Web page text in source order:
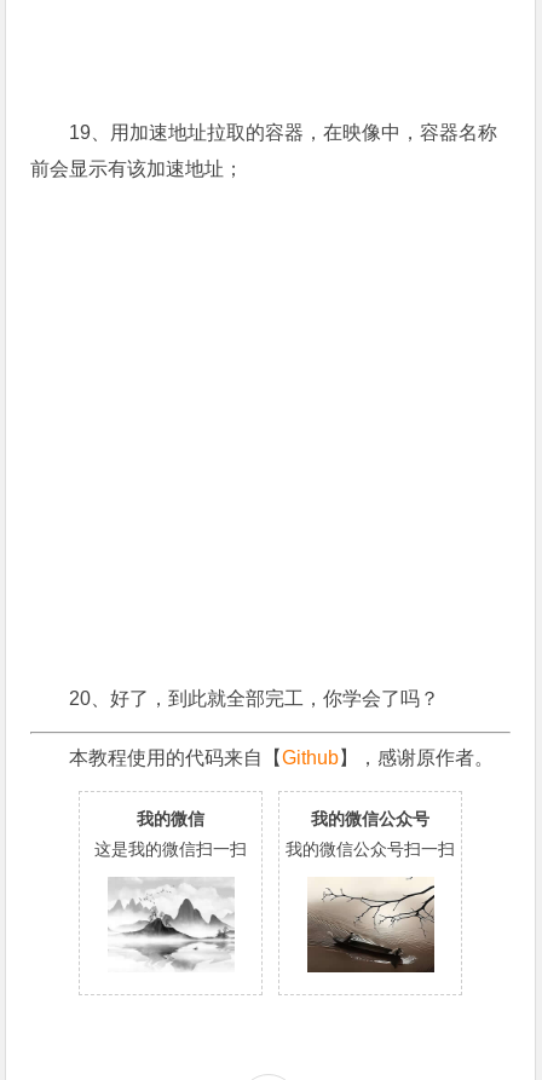
19、用加速地址拉取的容器，在映像中，容器名称
前会显示有该加速地址；
20、好了，到此就全部完工，你学会了吗？
本教程使用的代码来自【Github】，感谢原作者。
我的微信
这是我的微信扫一扫
我的微信公众号
我的微信公众号扫一扫